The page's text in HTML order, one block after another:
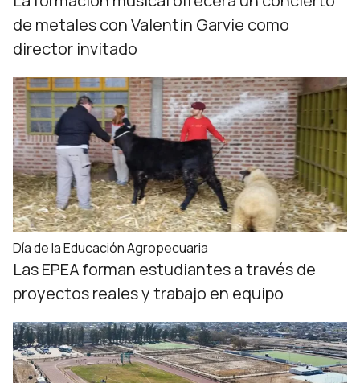
de metales con Valentín Garvie como
director invitado
Día de la Educación Agropecuaria
Las EPEA forman estudiantes a través de
proyectos reales y trabajo en equipo